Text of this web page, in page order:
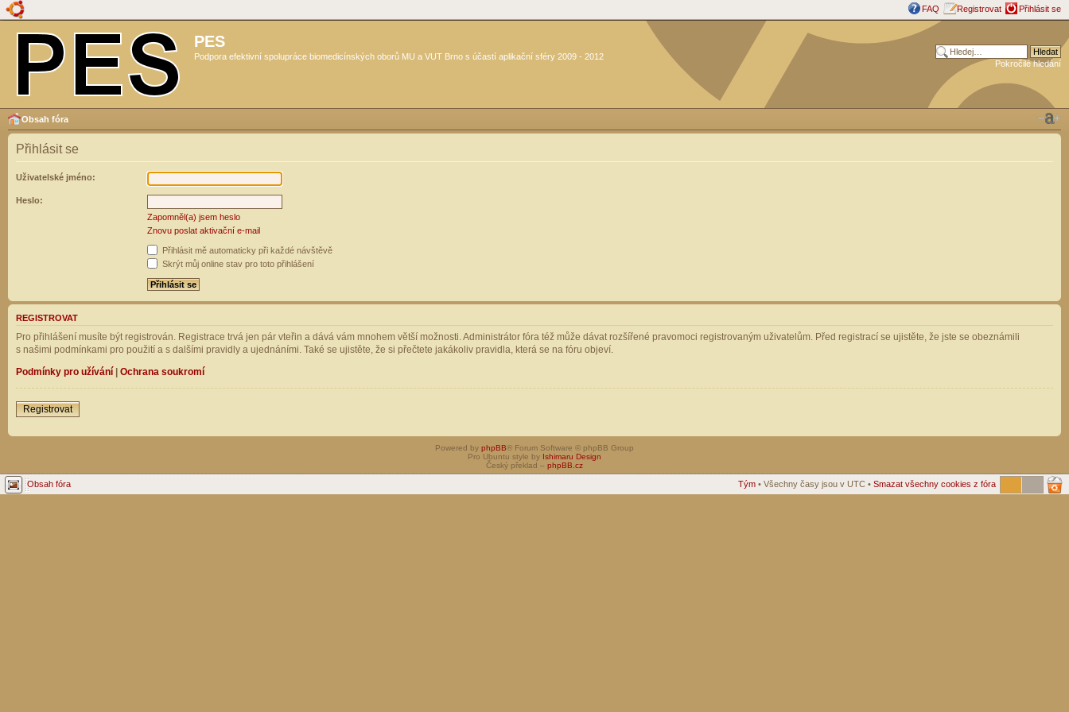
FAQ Registrovat Přihlásit se
PES
Podpora efektivní spolupráce biomedicínských oborů MU a VUT Brno s účastí aplikační sféry 2009 - 2012
Pokročilé hledání
Obsah fóra
Přihlásit se
Uživatelské jméno:
Heslo:
Zapomněl(a) jsem heslo
Znovu poslat aktivační e-mail
Přihlásit mě automaticky při každé návštěvě
Skrýt můj online stav pro toto přihlášení
REGISTROVAT
Pro přihlášení musíte být registrován. Registrace trvá jen pár vteřin a dává vám mnohem větší možnosti. Administrátor fóra též může dávat rozšířené pravomoci registrovaným uživatelům. Před registrací se ujistěte, že jste se obeznámili
s našimi podmínkami pro použití a s dalšími pravidly a ujednáními. Také se ujistěte, že si přečtete jakákoliv pravidla, která se na fóru objeví.
Podmínky pro užívání | Ochrana soukromí
Registrovat
Powered by phpBB® Forum Software © phpBB Group
Pro Ubuntu style by Ishimaru Design
Český překlad – phpBB.cz
Obsah fóra Tým • Všechny časy jsou v UTC • Smazat všechny cookies z fóra